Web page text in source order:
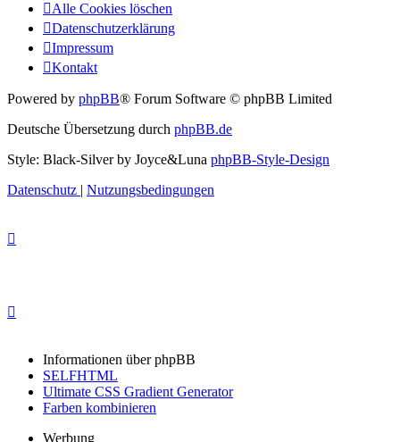
Alle Cookies löschen
Datenschutzerklärung
Impressum
Kontakt
Powered by phpBB® Forum Software © phpBB Limited
Deutsche Übersetzung durch phpBB.de
Style: Black-Silver by Joyce&Luna phpBB-Style-Design
Datenschutz | Nutzungsbedingungen
Informationen über phpBB
SELFHTML
Ultimate CSS Gradient Generator
Farben kombinieren
Werbung